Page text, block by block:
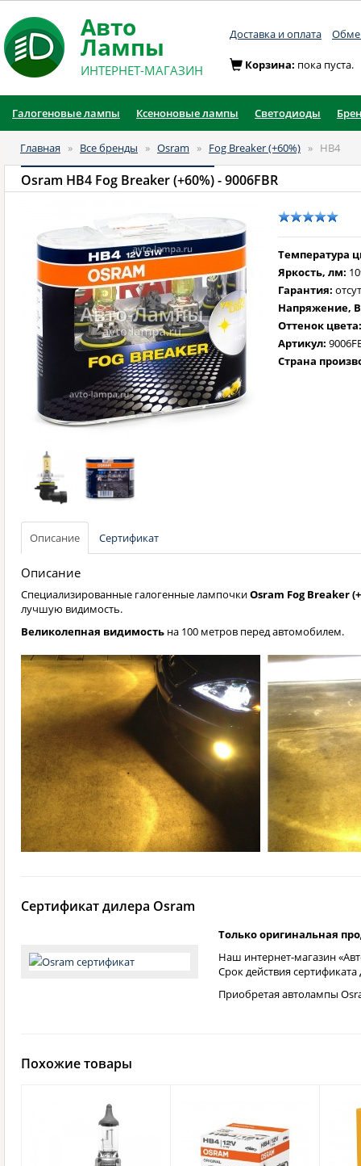
Авто
Лампы
ИНТЕРНЕТ-МАГАЗИН
Доставка и оплата
Корзина: пока пуста.
Галогеновые лампы Ксеноновые лампы Светодиоды
Главная » Все бренды » Osram » Fog Breaker (+60%) » HB4
Osram HB4 Fog Breaker (+60%)- 9006FBR
Температура
Яркость, лм:
Гарантия:
Напряжение,
Оттенок
Артикул:
Страна
Описание Сертификат
Описание
Специализированные галогенные лампочкиOsram Fog Breaker
лучшую видимость.
Великолепная видимость на 100 метров перед автомобилем.
Сертификат дилера Osram
Только оригинальная
Наш интернет-магазин
Срок действия сертификата
Приобретая автолампы
Похожие товары